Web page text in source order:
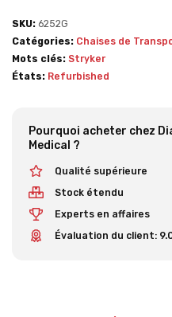
SKU: 6252G
Catégories: Chaises de
Mots clés: Stryker
États: Refurbished
Pourquoi acheter chez
Medical ?
Qualité supérieure
Stock étendu
Experts en affaires
Évaluation du client: